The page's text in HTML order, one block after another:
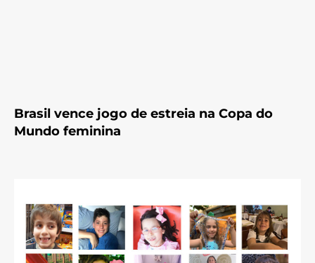
Brasil vence jogo de estreia na Copa do
Mundo feminina